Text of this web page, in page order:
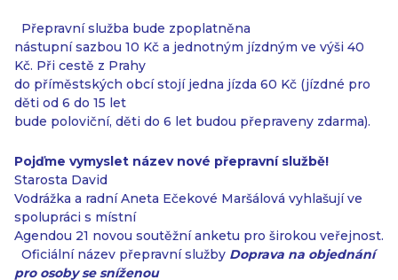
Přepravní služba bude zpoplatněna
nástupní sazbou 10 Kč a jednotným jízdným ve výši 40
Kč. Při cestě z Prahy
do příměstských obcí stojí jedna jízda 60 Kč (jízdné pro
děti od 6 do 15 let
bude poloviční, děti do 6 let budou přepraveny zdarma).
Pojďme vymyslet název nové přepravní službě!
Starosta David
Vodrážka a radní Aneta Ečekové Maršálová vyhlašují ve
spolupráci s místní
Agendou 21 novou soutěžní anketu pro širokou veřejnost.
Oficiální název přepravní služby Doprava na objednání
pro osoby se sníženou